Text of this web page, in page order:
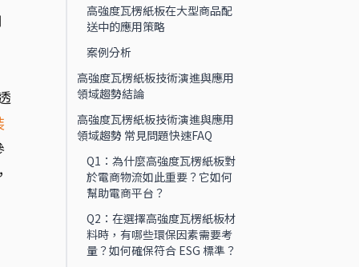
高強度瓦楞紙板在大型商品配
送中的應用策略
案例分析
高強度瓦楞紙板技術演進與應用
領域趨勢結論
高強度瓦楞紙板技術演進與應用
領域趨勢 常見問題快速FAQ
Q1：為什麼高強度瓦楞紙板對
於電商物流如此重要？它如何
幫助電商平台？
Q2：在選擇高強度瓦楞紙板材
料時，有哪些環保因素需要考
量？如何確保符合 ESG 標準？